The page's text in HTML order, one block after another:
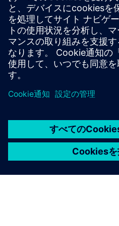
Calibreツールスイートは、リ
トスケジュールを最小限に抑
ノードと設計スタイルにわた
なIC検証と最適化を実現しま
専門家から学ぶ